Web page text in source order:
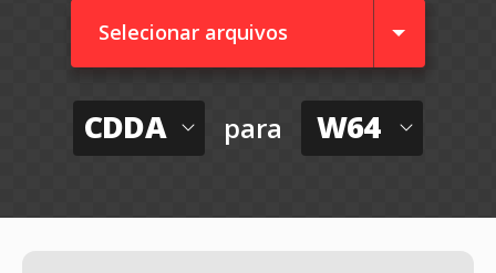
Selecionar arquivos
CDDA para W64